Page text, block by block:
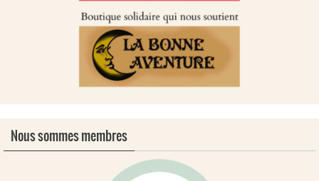
Nous sommes membres